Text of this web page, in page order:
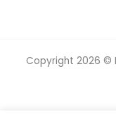
Copyright 2026 ©